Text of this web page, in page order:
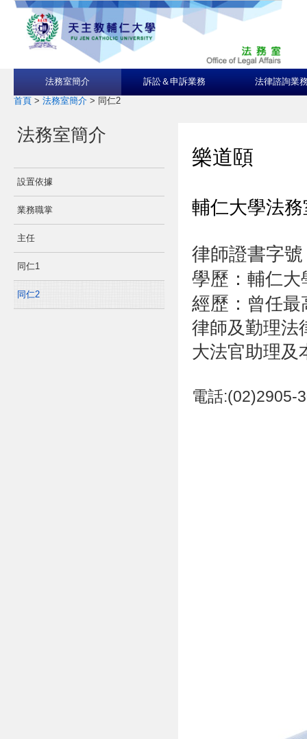
法務室簡介 訴訟＆申訴業務 法律諮詢業
首頁 > 法務室簡介 > 同仁2
法務室簡介
設置依據
業務職掌
主任
同仁1
同仁2
樂道頤
輔仁大學法
律師證書字號
學歷： 輔仁大
經歷： 曾任最
律師及勤理法
大法官助理及
電話